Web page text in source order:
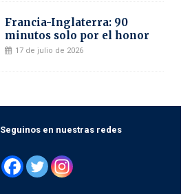
Francia-Inglaterra: 90
minutos solo por el honor
17 de julio de 2026
Seguinos en nuestras redes